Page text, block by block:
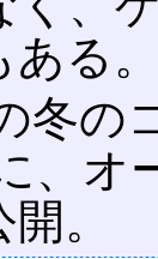
る。
冬の
、
。